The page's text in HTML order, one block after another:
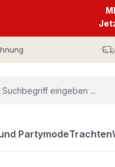
PartymodeTrachten